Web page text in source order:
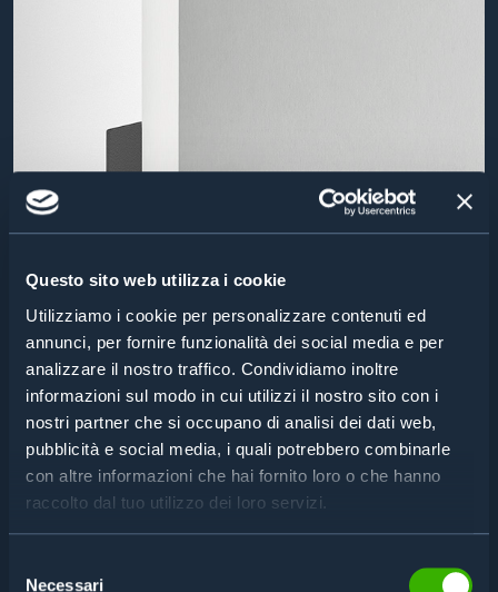
Questo sito web utilizza i cookie
Utilizziamo i cookie per personalizzare contenuti ed
annunci, per fornire funzionalità dei social media e per
analizzare il nostro traffico. Condividiamo inoltre
informazioni sul modo in cui utilizzi il nostro sito con i
nostri partner che si occupano di analisi dei dati web,
pubblicità e social media, i quali potrebbero combinarle
con altre informazioni che hai fornito loro o che hanno
raccolto dal tuo utilizzo dei loro servizi.
Necessari
SERRATURA ELETTRONICA SENZA BATTERIA